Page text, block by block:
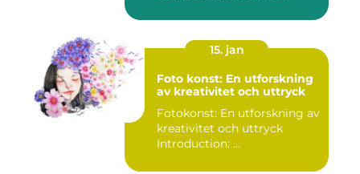
15. jan
Foto konst: En utforskning
av kreativitet och uttryck
Fotokonst: En utforskning av
kreativitet och uttryck
Introduction: ...